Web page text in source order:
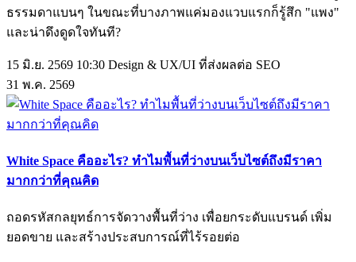
ธรรมดาแบนๆ ในขณะที่บางภาพแค่มองแวบแรกก็รู้สึก "แพง"
และน่าดึงดูดใจทันที?
15 มิ.ย. 2569 10:30 Design & UX/UI ที่ส่งผลต่อ SEO
31 พ.ค. 2569
White Space คืออะไร? ทำไมพื้นที่ว่างบนเว็บไซต์ถึงมีราคา
มากกว่าที่คุณคิด
ถอดรหัสกลยุทธ์การจัดวางพื้นที่ว่าง เพื่อยกระดับแบรนด์ เพิ่ม
ยอดขาย และสร้างประสบการณ์ที่ไร้รอยต่อ